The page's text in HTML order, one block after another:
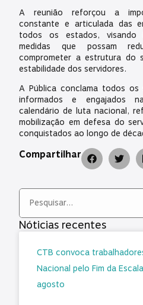
A reunião reforçou a
constante e articulada das
todos os estados, visando
medidas que possam
comprometer a estrutura do
estabilidade dos servidores.
A Pública conclama todos os
informados e engajados
calendário de luta nacional,
mobilização em defesa do
conquistados ao longo de
Compartilhar
Nóticias recentes
CTB convoca
Nacional pelo Fim da
agosto